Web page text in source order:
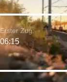
Erster Zug:
06:15